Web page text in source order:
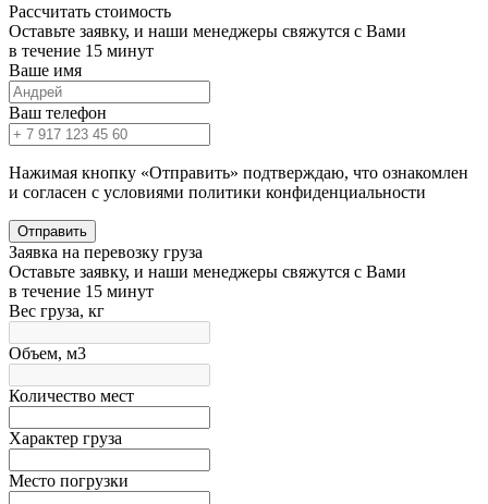
Рассчитать стоимость
Оставьте заявку, и наши менеджеры свяжутся с Вами
в течение 15 минут
Ваше имя
Ваш телефон
Нажимая кнопку «Отправить» подтверждаю, что ознакомлен
и согласен с условиями политики конфиденциальности
Отправить
Заявка на перевозку груза
Оставьте заявку, и наши менеджеры свяжутся с Вами
в течение 15 минут
Вес груза, кг
Объем, м3
Количество мест
Характер груза
Место погрузки